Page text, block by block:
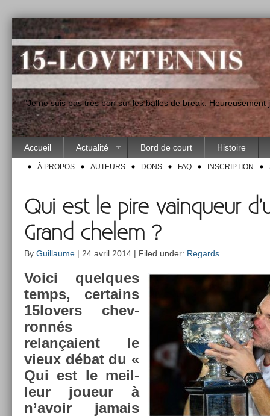
"Je ne suis pas très bon sur les balles de break.
Accueil Actualité Bord de court Histoire
À PROPOS AUTEURS DONS FAQ INSCRIPTION
Qui est le pire vainqueur
Grand chelem ?
By Guillaume | 24 avril 2014 | Filed under: Regards
Voici quel­ques
temps, cer­tains
15lovers chev­
ronnés
relançaient le
vieux débat du «
Qui est le meil­
leur joueur à
n’avoir jamais